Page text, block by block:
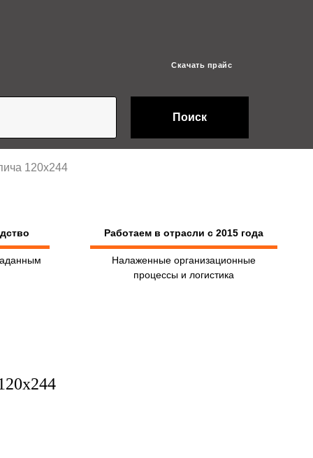
Поиск
120х244
Налаженные организационные
процессы и логистика
Работаем в отрасли с 2015 года